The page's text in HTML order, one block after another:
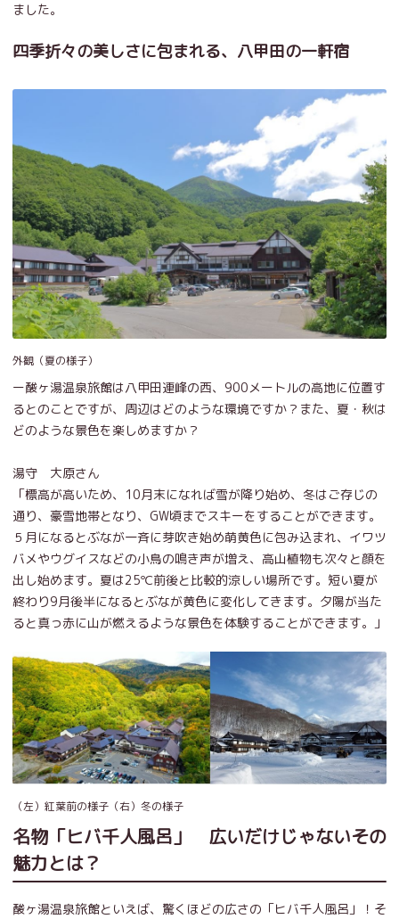
ました。
四季折々の美しさに包まれる、八甲田の一軒宿
外観（夏の様子）
ー酸ヶ湯温泉旅館は八甲田連峰の西、900メートルの高地に位置す
るとのことですが、周辺はどのような環境ですか？また、夏・秋は
どのような景色を楽しめますか？
湯守 大原さん
「標高が高いため、10月末になれば雪が降り始め、冬はご存じの
通り、豪雪地帯となり、GW頃までスキーをすることができます。
５月になるとぶなが一斉に芽吹き始め萌黄色に包み込まれ、イワツ
バメやウグイスなどの小鳥の鳴き声が増え、高山植物も次々と顔を
出し始めます。夏は25℃前後と比較的涼しい場所です。短い夏が
終わり9月後半になるとぶなが黄色に変化してきます。夕陽が当た
ると真っ赤に山が燃えるような景色を体験することができます。」
（左）紅葉前の様子（右）冬の様子
名物「ヒバ千人風呂」 広いだけじゃないその
魅力とは？
酸ヶ湯温泉旅館といえば、驚くほどの広さの「ヒバ千人風呂」！そ